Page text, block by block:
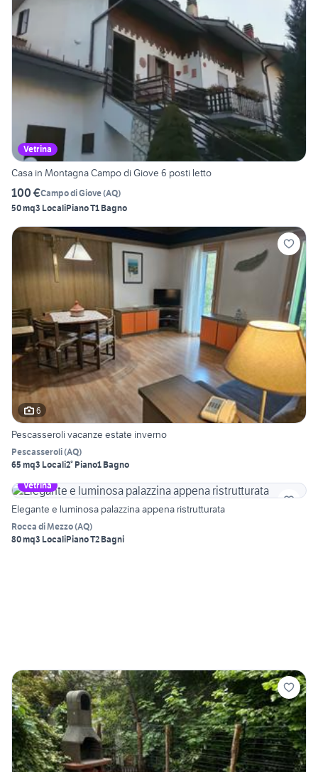
Vetrina
Casa in Montagna Campo di Giove 6 posti letto
100 €Campo di Giove(AQ)
50 mq3 LocaliPiano T1 Bagno
6
Pescasseroli vacanze estate inverno
Pescasseroli(AQ)
65 mq3 Locali2° Piano1 Bagno
Vetrina
Elegante e luminosa palazzina appena ristrutturata
Rocca di Mezzo(AQ)
80 mq3 LocaliPiano T2 Bagni